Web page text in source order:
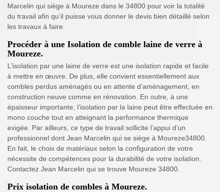
Marcelin qui siège à Moureze dans le 34800 pour voir la totalité
du travail afin qu’il puisse vous donner le devis bien détaillé selon
les travaux à faire.
Procéder à une Isolation de comble laine de verre à
Moureze.
L’isolation par une laine de verre est une isolation rapide et facile
à mettre en œuvre. De plus, elle convient essentiellement aux
combles perdus aménagés ou en attente d’aménagement, en
construction neuve comme en rénovation. En outre, à une
épaisseur importante, l’isolation par la laine peut être effectuée en
mono couche tout en atteignant la performance thermique
exigée. Par ailleurs, ce type de travail sollicite l’appui d’un
professionnel dont Jean Marcelin qui se siège à Moureze34800.
En fait, le choix de matériaux selon la configuration de votre
nécessite de compétences pour la durabilité de votre isolation.
Contactez Jean Marcelin qui se trouve Moureze 34800.
Prix isolation de combles à Moureze.